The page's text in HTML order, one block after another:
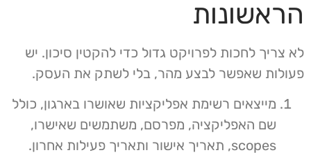
הראשונות
לא צריך לחכות לפרויקט גדול כדי להקטין סיכון. יש
פעולות שאפשר לבצע מהר, בלי לשתק את העסק.
מייצאים רשימת אפליקציות שאושרו בארגון, כולל
שם האפליקציה, מפרסם, משתמשים שאישרו,
scopes, תאריך אישור ותאריך פעילות אחרון.